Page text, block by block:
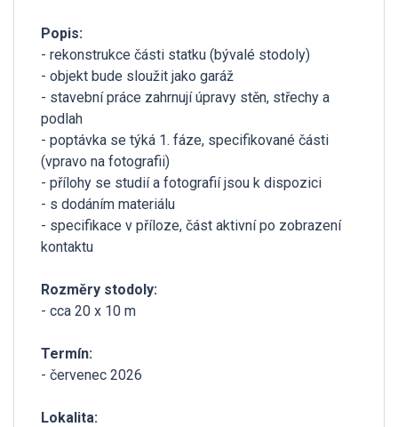
Popis:
- rekonstrukce části statku (bývalé stodoly)
- objekt bude sloužit jako garáž
- stavební práce zahrnují úpravy stěn, střechy a
podlah
- poptávka se týká 1. fáze, specifikované části
(vpravo na fotografii)
- přílohy se studií a fotografií jsou k dispozici
- s dodáním materiálu
- specifikace v příloze, část aktivní po zobrazení
kontaktu
Rozměry stodoly:
- cca 20 x 10 m
Termín:
- červenec 2026
Lokalita: